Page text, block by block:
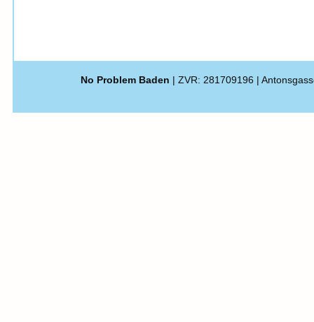
No Problem Baden | ZVR: 281709196 |